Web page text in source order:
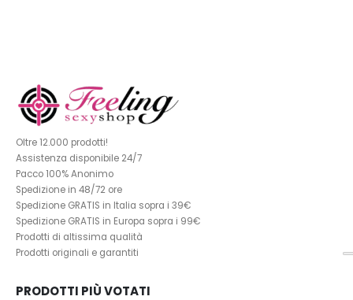
Oltre 12.000 prodotti!
Assistenza disponibile 24/7
Pacco 100% Anonimo
Spedizione in 48/72 ore
Spedizione GRATIS in Italia sopra i 39€
Spedizione GRATIS in Europa sopra i 99€
Prodotti di altissima qualità
Prodotti originali e garantiti
PRODOTTI PIÙ VOTATI